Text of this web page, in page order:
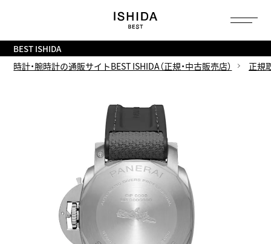
BEST ISHIDA
時計・腕時計の通販サイトBEST ISHIDA（正規・中古販売店）
正規
へ